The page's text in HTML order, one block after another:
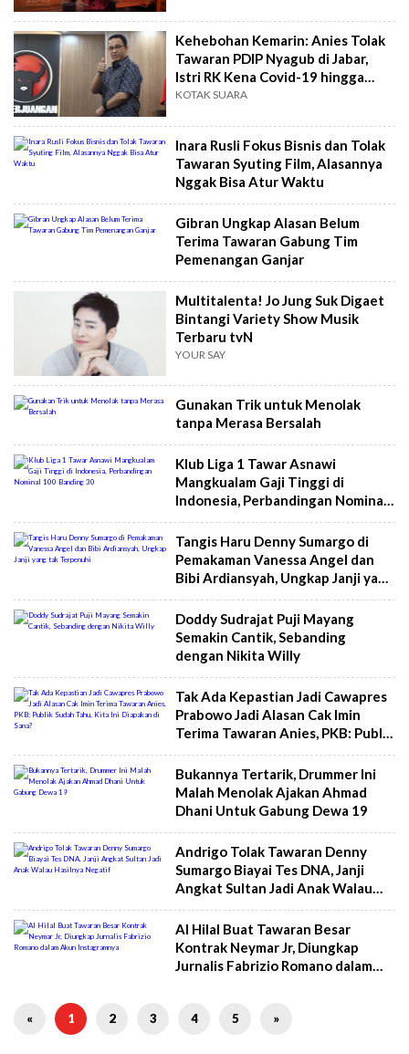
Kehebohan Kemarin: Anies Tolak
Tawaran PDIP Nyagub di Jabar,
Istri RK Kena Covid-19 hingga
Jeje-Ronal Terkaget-kaget
KOTAK SUARA
Inara Rusli Fokus Bisnis dan Tolak
Tawaran Syuting Film, Alasannya
Nggak Bisa Atur Waktu
Gibran Ungkap Alasan Belum
Terima Tawaran Gabung Tim
Pemenangan Ganjar
Multitalenta! Jo Jung Suk Digaet
Bintangi Variety Show Musik
Terbaru tvN
YOUR SAY
Gunakan Trik untuk Menolak
tanpa Merasa Bersalah
Klub Liga 1 Tawar Asnawi
Mangkualam Gaji Tinggi di
Indonesia, Perbandingan Nominal
100 Banding 30
Tangis Haru Denny Sumargo di
Pemakaman Vanessa Angel dan
Bibi Ardiansyah, Ungkap Janji yang
tak Terpenuhi
Doddy Sudrajat Puji Mayang
Semakin Cantik, Sebanding
dengan Nikita Willy
Tak Ada Kepastian Jadi Cawapres
Prabowo Jadi Alasan Cak Imin
Terima Tawaran Anies, PKB: Publik
Sudah Tahu, Kita Ini Diapakan di
Sana?
Bukannya Tertarik, Drummer Ini
Malah Menolak Ajakan Ahmad
Dhani Untuk Gabung Dewa 19
Andrigo Tolak Tawaran Denny
Sumargo Biayai Tes DNA, Janji
Angkat Sultan Jadi Anak Walau
Hasilnya Negatif
Al Hilal Buat Tawaran Besar
Kontrak Neymar Jr, Diungkap
Jurnalis Fabrizio Romano dalam
« 1 2 3 4 5 »